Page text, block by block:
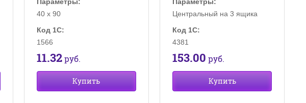
Параметры:
40 х 90
Код 1С:
1566
11.32 руб.
Купить
Параметры:
Центральный на 3 ящика
Код 1С:
4381
153.00 руб.
Купить